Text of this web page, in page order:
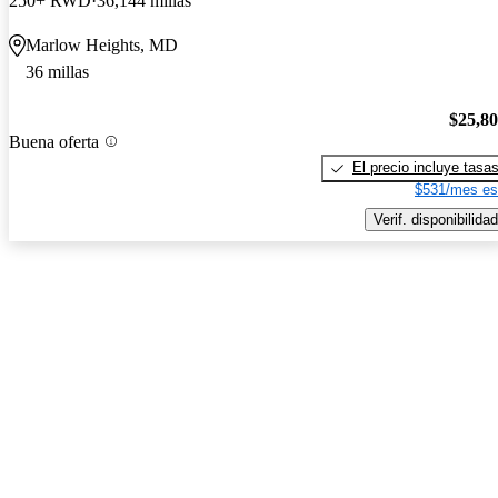
Marlow Heights, MD
36 millas
Buena oferta
El precio incluye tasas
$531/mes
Verif. disponibilidad